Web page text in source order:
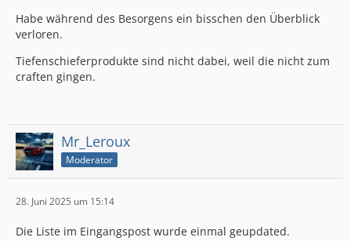
Habe während des Besorgens ein bisschen den Überblick
verloren.
Tiefenschieferprodukte sind nicht dabei, weil die nicht zum
craften gingen.
Mr_Leroux
Moderator
28. Juni 2025 um 15:14
Die Liste im Eingangspost wurde einmal geupdated.